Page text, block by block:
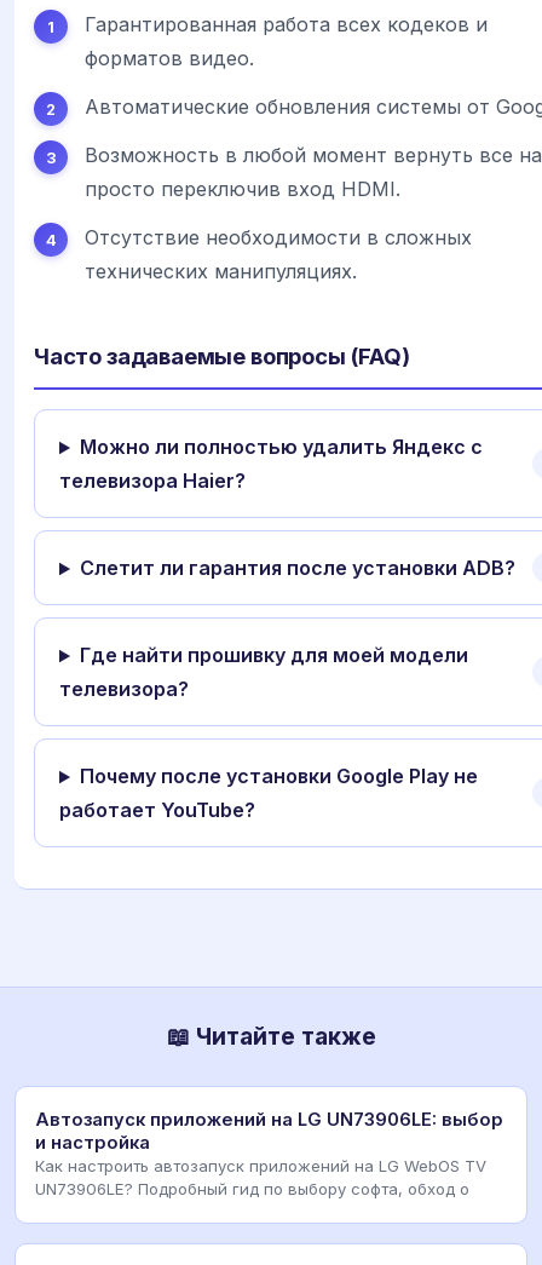
Гарантированная работа всех кодеков и
форматов видео.
Автоматические обновления системы от
Возможность в любой момент вернуть все
просто переключив вход HDMI.
Отсутствие необходимости в сложных
технических манипуляциях.
Часто задаваемые вопросы (FAQ)
Можно ли полностью удалить Яндекс с
телевизора Haier?
Слетит ли гарантия после установки ADB?
Где найти прошивку для моей модели
телевизора?
Почему после установки Google Play не
работает YouTube?
📖 Читайте также
Автозапуск приложений на LG UN73906LE: выбор
и настройка
Как настроить автозапуск приложений на LG WebOS TV
UN73906LE? Подробный гид по выбору софта, обход о